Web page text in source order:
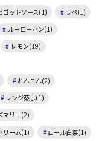
ゴットソース(1)
ラペ(1)
ルーローハン(1)
レモン(19)
れんこん(2)
レンジ蒸し(1)
マリー(2)
リーム(1)
ロール白菜(1)